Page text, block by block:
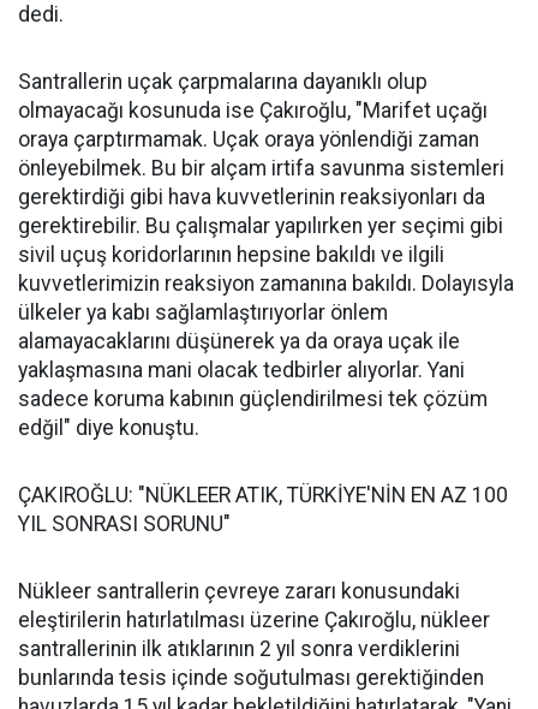
dedi.
Santrallerin uçak çarpmalarına dayanıklı olup
olmayacağı kosunuda ise Çakıroğlu, "Marifet uçağı
oraya çarptırmamak. Uçak oraya yönlendiği zaman
önleyebilmek. Bu bir alçam irtifa savunma sistemleri
gerektirdiği gibi hava kuvvetlerinin reaksiyonları da
gerektirebilir. Bu çalışmalar yapılırken yer seçimi gibi
sivil uçuş koridorlarının hepsine bakıldı ve ilgili
kuvvetlerimizin reaksiyon zamanına bakıldı. Dolayısyla
ülkeler ya kabı sağlamlaştırıyorlar önlem
alamayacaklarını düşünerek ya da oraya uçak ile
yaklaşmasına mani olacak tedbirler alıyorlar. Yani
sadece koruma kabının güçlendirilmesi tek çözüm
edğil" diye konuştu.
ÇAKIROĞLU: "NÜKLEER ATIK, TÜRKİYE'NİN EN AZ 100
YIL SONRASI SORUNU"
Nükleer santrallerin çevreye zararı konusundaki
eleştirilerin hatırlatılması üzerine Çakıroğlu, nükleer
santrallerinin ilk atıklarının 2 yıl sonra verdiklerini
bunlarında tesis içinde soğutulması gerektiğinden